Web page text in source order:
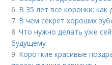
6. В 35 лет все коронки: как
7. В чем секрет хороших
8.Что нужно делать уже
будущему
9. Короткие красивые